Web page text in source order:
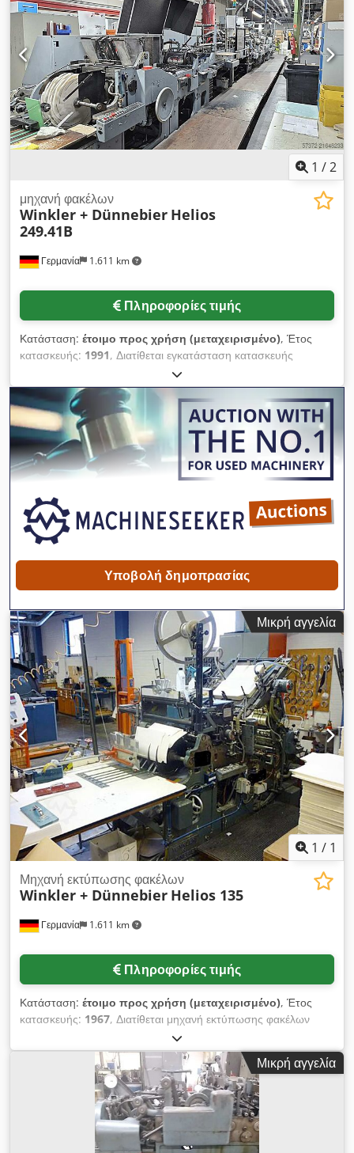
ξύστρας, της μονάδας λίπανσης χρόνου, της σφράγισης λατέξ
και δεξτρίνης, της ξήρανσης με υπέρυθρες ακτίνες, του
ηλεκτρονικού μετρητή και της παρακολούθησης.
Dwsdpfetqnuxex Amija
1 /2
Γερμανία 1.611 km
μηχανή φακέλων
Winkler + Dünnebier Helios
249.41B
Πληροφορίες τιμής
Κατάσταση: έτοιμο προς χρήση (μεταχειρισμένο), Έτος
κατασκευής: 1991, Διατίθεται εγκατάσταση κατασκευής
φακέλων W+D. Εύρος μήκους κοπής: 265mm-653mm, εύρος
πλάτους κοπής: 214mm-726mm, μέγιστη παραγωγική
απόδοση: 450 τεμ./λεπτό, εύρος γραμμαρίου χαρτιού:
80g/m²-150g/m², μέγιστη διάμετρος ρολού χαρτιού: 1500mm,
μέγιστο πλάτος ρολού χαρτιού: 686mm, εύρος πλάτους ρολού
παραθύρου: 30mm-490mm, εύρος μήκους κοπής υλικού
παραθύρου: 55mm-280mm. Διατίθεται τεκμηρίωση. Είναι
Υποβολή δημοπρασίας
Μικρή αγγελία
1 / 1
Γερμανία 1.611 km
Μηχανή εκτύπωσης φακέλων
Winkler + Dünnebier Helios 135
Πληροφορίες τιμής
Κατάσταση: έτοιμο προς χρήση (μεταχειρισμένο), Έτος
κατασκευής: 1967, Διατίθεται μηχανή εκτύπωσης φακέλων
Winkler + Dünnbier. Τύπος φακέλου: Peel & Seal gumming,
εύρος πλευρικής ραφής ελάχ./μέγ.: 114mm x 150mm/330mm
x 450mm, ελάχιστη/μέγ.: 114mm x 150mm/230mm x
450mm, εύρος βάρους χαρτιού: 70g- 165g/m², απόδοση
παραγωγής: 250 φάκελοι/λεπτό. Περιλαμβάνει αντλία κενού και
αντλία αέρα εμφύσησης. Διαθέσιμη τεκμηρίωση. Υπάρχει
δυνατότητα επίσκεψης στις εγκαταστάσεις. Dwodpfxsvva Hqo
Μικρή αγγελία